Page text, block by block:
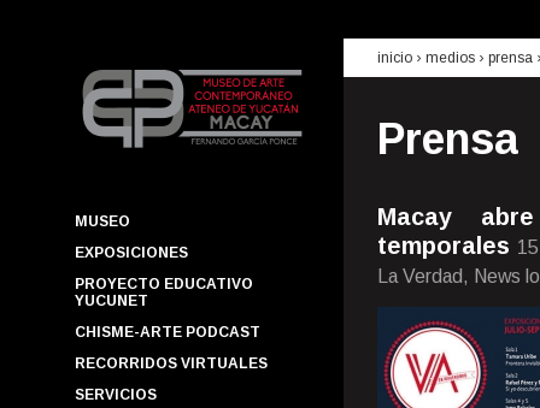
MUSEO
EXPOSICIONES
PROYECTO EDUCATIVO
YUCUNET
CHISME-ARTE PODCAST
RECORRIDOS VIRTUALES
SERVICIOS
inicio › medios › prensa
Prensa
Macay
temporales
La Verdad, News